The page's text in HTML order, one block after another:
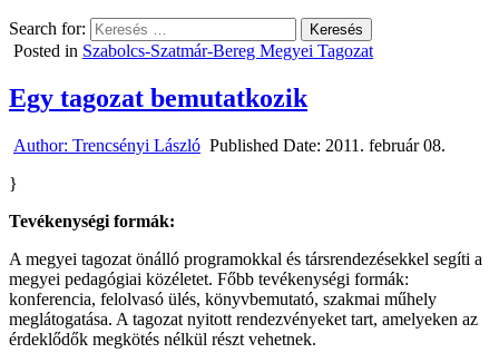
Search for:
Posted in Szabolcs-Szatmár-Bereg Megyei Tagozat
Egy tagozat bemutatkozik
Author: Trencsényi László Published Date: 2011. február 08.
}
Tevékenységi formák:
A megyei tagozat önálló programokkal és társrendezésekkel segíti a
megyei pedagógiai közéletet. Főbb tevékenységi formák:
konferencia, felolvasó ülés, könyvbemutató, szakmai műhely
meglátogatása. A tagozat nyitott rendezvényeket tart, amelyeken az
érdeklődők megkötés nélkül részt vehetnek.